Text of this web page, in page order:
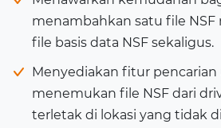
menambahkan satu file
file basis data NSF sekaligus.
Menyediakan fitur
menemukan file NSF dari
terletak di lokasi yang tidak